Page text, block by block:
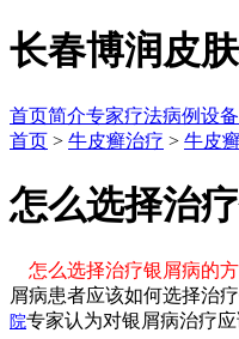
长春博润皮
首页简介专家疗法病例设备
首页 > 牛皮癣治疗 > 牛皮
怎么选择治
怎么选择治疗银屑病的
屑病患者应该如何选择治
院专家认为对银屑病治疗应